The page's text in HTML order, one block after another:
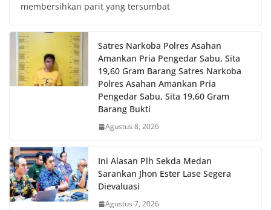
membersihkan parit yang tersumbat
Satres Narkoba Polres Asahan
Amankan Pria Pengedar Sabu, Sita
19,60 Gram Barang Satres Narkoba
Polres Asahan Amankan Pria
Pengedar Sabu, Sita 19,60 Gram
Barang Bukti
Agustus 8, 2026
Ini Alasan Plh Sekda Medan
Sarankan Jhon Ester Lase Segera
Dievaluasi
Agustus 7, 2026